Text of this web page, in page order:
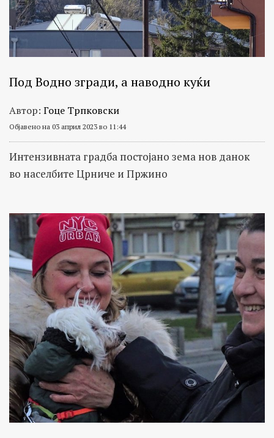
Под Водно згради, а наводно куќи
Автор: Гоце Трпковски
Објавено на 03 април 2023 во 11:44
Интензивната градба постојано зема нов данок
во населбите Црниче и Пржино